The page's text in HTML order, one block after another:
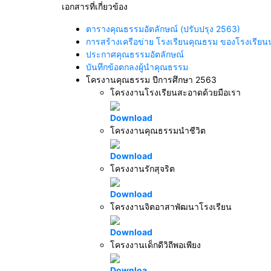
เอกสารที่เกี่ยวข้อง
ตารางคุณธรรมอัตลักษณ์ (ปรับปรุง 2563)
การสร้างเครือข่าย โรงเรียนคุณธรม ของโรงเรี
ประกาศคุณธรรมอัตลักษณ์
บันทึกข้อตกลงผู้นำคุณธรรม
โครงานคุณธรรม ปีการศึกษา 2563
โครงงานโรงเรียนสะอาดด้วยมือเรา
Download
โครงงานคุณธรรมนำชีวิต
Download
โครงงานรักสุจริต
Download
โครงงานจิตอาสาพัฒนาโรงเรียน
Download
โครงงานเด็กดีวิถีพอเพียง